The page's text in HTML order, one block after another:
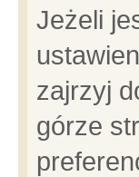
Jeżeli
zajrzyj
górze